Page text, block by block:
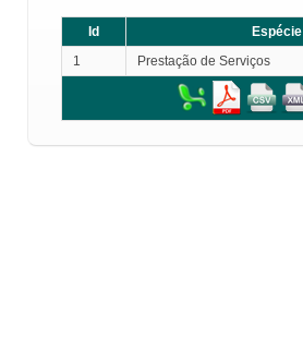
Id
Espécie
1
Prestação de Serviços